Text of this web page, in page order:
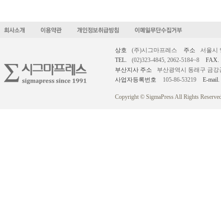
상호 (주)시그마프레스 주소
서울시
TEL.
(02)323-4845, 2062-5184~8
FAX.
부산지사 주소
부산광역시 동래구 금강
사업자등록번호
105-86-53219 E-mail.
Copyright © SigmaPress All Rights